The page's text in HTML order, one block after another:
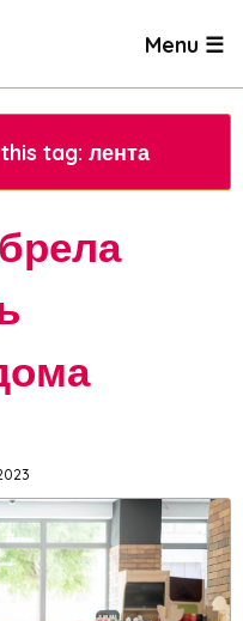
Menu ☰
tag: лента